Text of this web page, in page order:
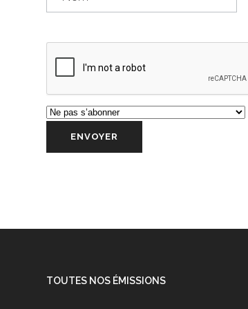
TOUTES NOS ÉMISSIONS